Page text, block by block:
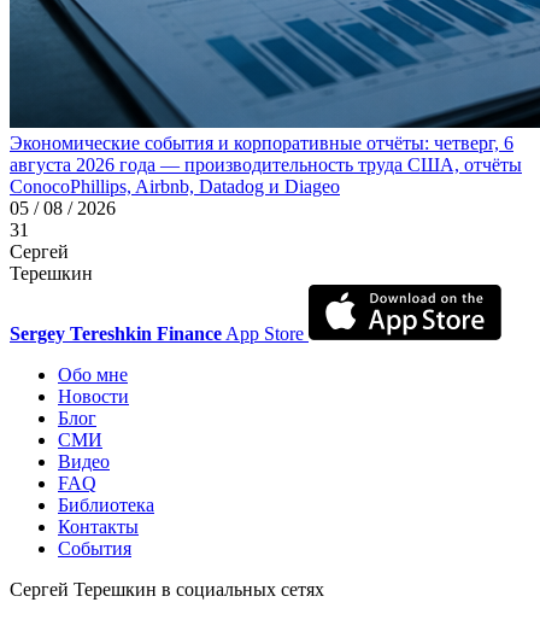
Экономические события и корпоративные отчёты: четверг, 6
августа 2026 года — производительность труда США, отчёты
ConocoPhillips, Airbnb, Datadog и Diageo
05 / 08 / 2026
31
Сергей
Терешкин
Sergey Tereshkin Finance App Store
Обо мне
Новости
Блог
СМИ
Видео
FAQ
Библиотека
Контакты
События
Сергей Терешкин в социальных сетях